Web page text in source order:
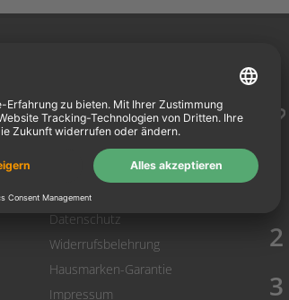
Information
Über uns
AGB
Datenschutz
Widerrufsbelehrung
Hausmarken-Garantie
Impressum